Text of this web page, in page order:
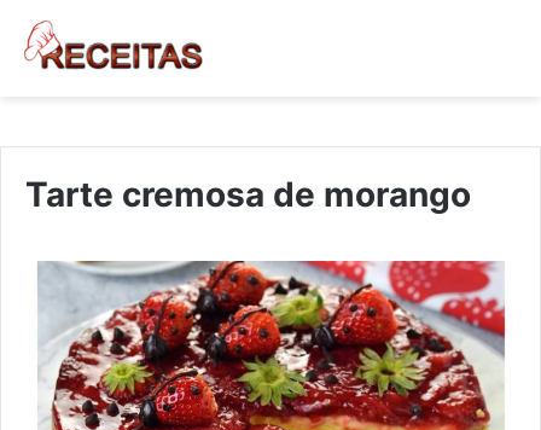
Tarte cremosa de morango